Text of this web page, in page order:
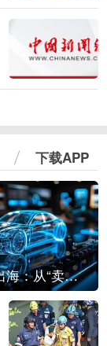
下载APP
中国汽车出海：从“卖出去”到“走进去”